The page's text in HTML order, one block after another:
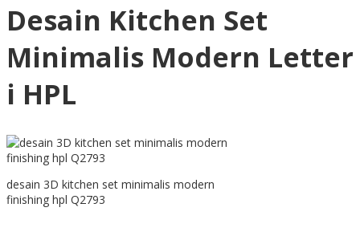
Desain Kitchen Set
Minimalis Modern Letter
i HPL
desain 3D kitchen set minimalis modern
finishing hpl Q2793